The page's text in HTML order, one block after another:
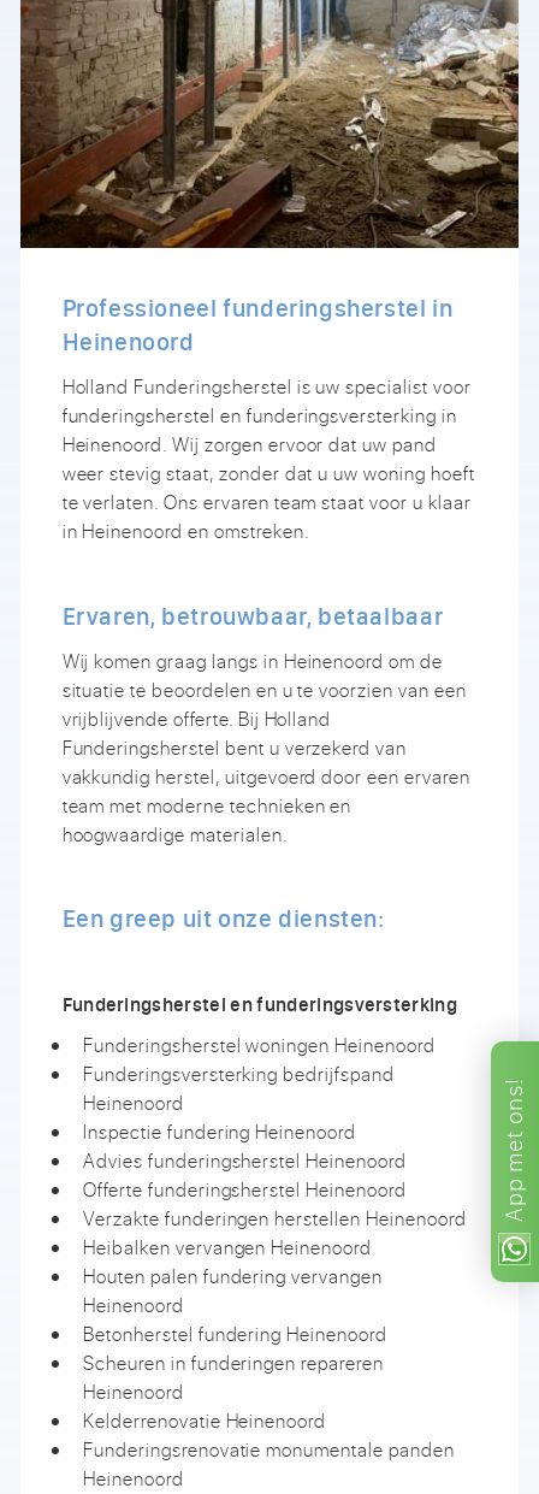
App
met
ons!
Professioneel funderingsherstel in
Heinenoord
Holland Funderingsherstel is uw specialist voor
funderingsherstel en funderingsversterking in
Heinenoord. Wij zorgen ervoor dat uw pand
weer stevig staat, zonder dat u uw woning hoeft
te verlaten. Ons ervaren team staat voor u klaar
in Heinenoord en omstreken.
Ervaren, betrouwbaar, betaalbaar
Wij komen graag langs in Heinenoord om de
situatie te beoordelen en u te voorzien van een
vrijblijvende offerte. Bij Holland
Funderingsherstel bent u verzekerd van
vakkundig herstel, uitgevoerd door een ervaren
team met moderne technieken en
hoogwaardige materialen.
Een greep uit onze diensten:
Funderingsherstel en funderingsversterking
Funderingsherstel woningen Heinenoord
Funderingsversterking bedrijfspand
Heinenoord
Inspectie fundering Heinenoord
Advies funderingsherstel Heinenoord
Offerte funderingsherstel Heinenoord
Verzakte funderingen herstellen Heinenoord
Heibalken vervangen Heinenoord
Houten palen fundering vervangen
Heinenoord
Betonherstel fundering Heinenoord
Scheuren in funderingen repareren
Heinenoord
Kelderrenovatie Heinenoord
Funderingsrenovatie monumentale panden
Heinenoord